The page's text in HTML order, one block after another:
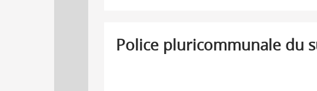
Police pluricommunale du